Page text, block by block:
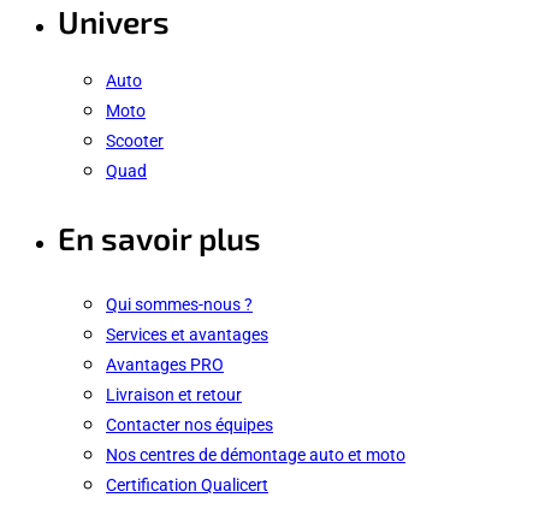
Univers
Auto
Moto
Scooter
Quad
En savoir plus
Qui sommes-nous ?
Services et avantages
Avantages PRO
Livraison et retour
Contacter nos équipes
Nos centres de démontage auto et moto
Certification Qualicert